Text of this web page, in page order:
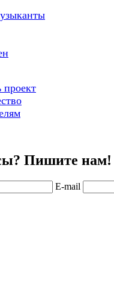
проект
Пишите нам!
E-mail